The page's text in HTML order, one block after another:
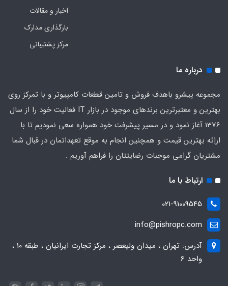
اخبار و مقالات
بارگذاری مدارک
مرکز پشتیبانی
درباره ما
مجموعه پیشرو باهدف فروش و تامین قطعات کامپیوتر و با تمرکز روی
بهترین و معتبرترین برندهای موجود در بازار IT فعالیت خود را از سال
1376 آغاز نمود و در مسیر پیشرفت خود همواره سعی نمودیم تا با
اراِئه بهترین قیمت و همچنین انجام به موقع تعهداتمان در قبال شما
مشتریان گرامی موجبات رضایتتان را فراهم آوریم .
ارتباط با ما
021-91009545
info@pishropc.com
آدرس: تهران ، میدان ولیعصر ، مرکز تجارت ایرانیان ، طبقه 10 ،
واحد 6